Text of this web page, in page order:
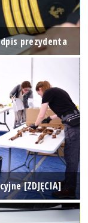
prezydenta
[ZDJĘCIA]